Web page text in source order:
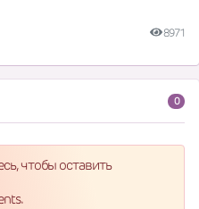
8971
0
чтобы оставить